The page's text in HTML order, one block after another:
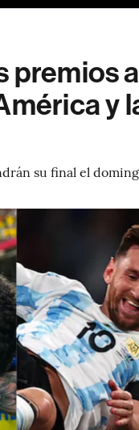
premios
y
su final el